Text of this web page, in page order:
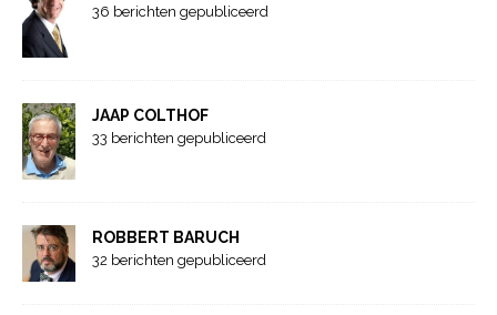
36 berichten gepubliceerd
JAAP COLTHOF
33 berichten gepubliceerd
ROBBERT BARUCH
32 berichten gepubliceerd